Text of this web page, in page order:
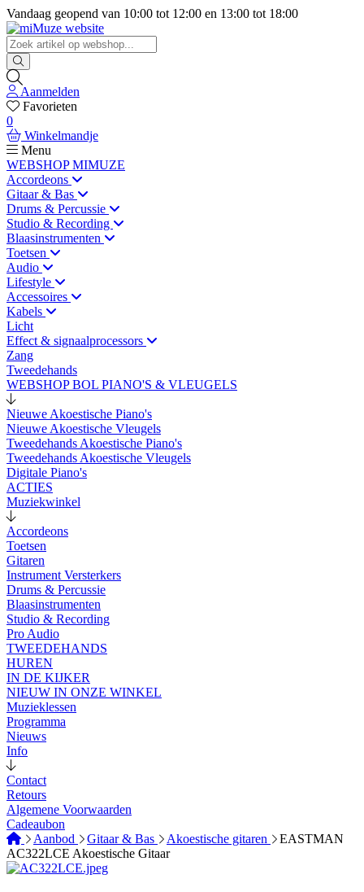
Vandaag geopend van 10:00 tot 12:00 en 13:00 tot 18:00
Aanmelden
Favorieten
0
Winkelmandje
Menu
WEBSHOP MIMUZE
Accordeons
Gitaar & Bas
Drums & Percussie
Studio & Recording
Blaasinstrumenten
Toetsen
Audio
Lifestyle
Accessoires
Kabels
Licht
Effect & signaalprocessors
Zang
Tweedehands
WEBSHOP BOL PIANO'S & VLEUGELS
Nieuwe Akoestische Piano's
Nieuwe Akoestische Vleugels
Tweedehands Akoestische Piano's
Tweedehands Akoestische Vleugels
Digitale Piano's
ACTIES
Muziekwinkel
Accordeons
Toetsen
Gitaren
Instrument Versterkers
Drums & Percussie
Blaasinstrumenten
Studio & Recording
Pro Audio
TWEEDEHANDS
HUREN
IN DE KIJKER
NIEUW IN ONZE WINKEL
Muzieklessen
Programma
Nieuws
Info
Contact
Retours
Algemene Voorwaarden
Cadeaubon
Aanbod
Gitaar & Bas Akoestische gitaren
EASTMAN
AC322LCE Akoestische Gitaar